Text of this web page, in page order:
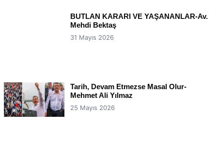
BUTLAN KARARI VE YAŞANANLAR-Av.
Mehdi Bektaş
31 Mayıs 2026
Tarih, Devam Etmezse Masal Olur-
Mehmet Ali Yılmaz
25 Mayıs 2026